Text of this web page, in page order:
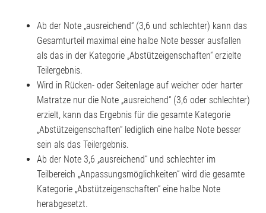
Ab der Note „ausreichend“ (3,6 und schlechter) kann das
Gesamturteil maximal eine halbe Note besser ausfallen
als das in der Kategorie „Abstützeigenschaften“ erzielte
Teilergebnis.
Wird in Rücken- oder Seitenlage auf weicher oder harter
Matratze nur die Note „ausreichend“ (3,6 oder schlechter)
erzielt, kann das Ergebnis für die gesamte Kategorie
„Abstützeigenschaften“ lediglich eine halbe Note besser
sein als das Teilergebnis.
Ab der Note 3,6 „ausreichend“ und schlechter im
Teilbereich „Anpassungsmöglichkeiten“ wird die gesamte
Kategorie „Abstützeigenschaften“ eine halbe Note
herabgesetzt.